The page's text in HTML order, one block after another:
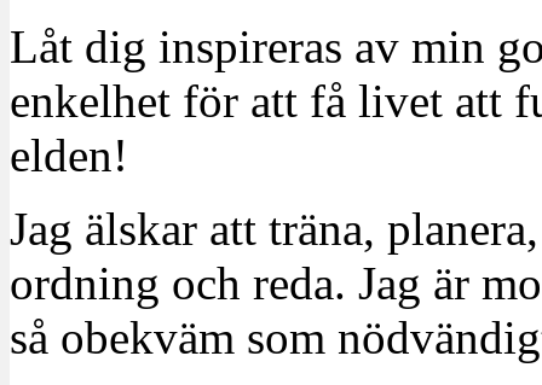
Låt dig inspireras av min
enkelhet för att få livet att
elden!
Jag älskar att träna,
ordning och reda. Jag är
så obekväm som